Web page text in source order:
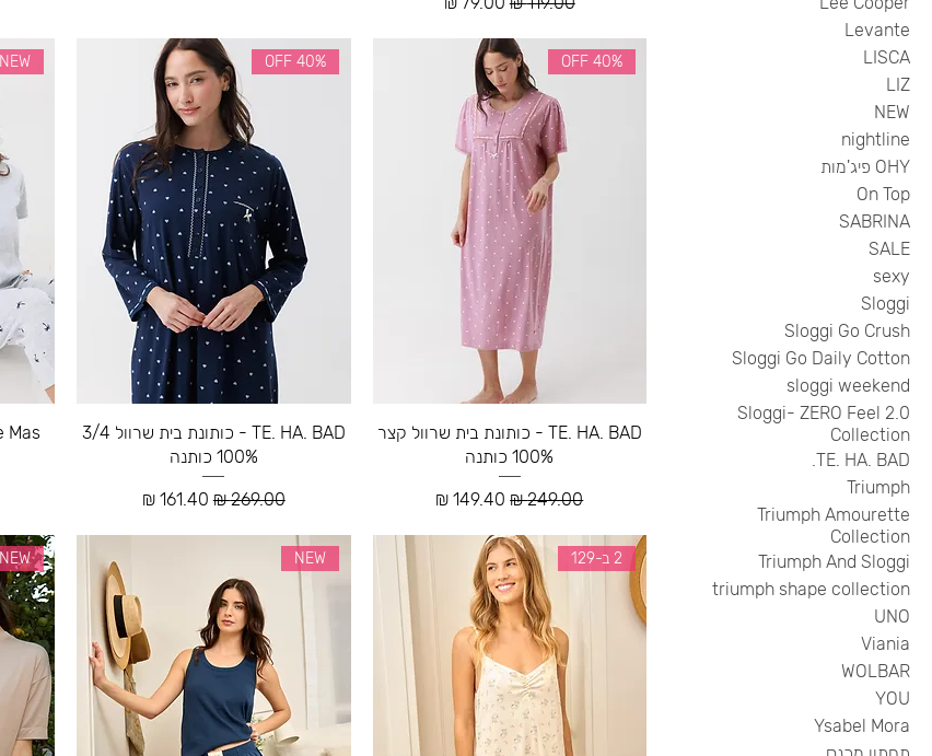
Levante
LISCA
LIZ
NEW
nightline
OHY פיג'מות
On Top
SABRINA
SALE
sexy
Sloggi
Sloggi Go Crush
Sloggi Go Daily Cotton
sloggi weekend
Sloggi- ZERO Feel 2.0
Collection
TE. HA. BAD.
Triumph
Triumph Amourette
Collection
Triumph And Sloggi
triumph shape collection
UNO
Viania
WOLBAR
YOU
Ysabel Mora
40% OFF
TE. HA. BAD - כותונת בית שרוול קצר
100% כותנה
מחיר רגיל‏249.00 ‏₪ מחיר מבצע
40% OFF
TE. HA. BAD - כותונת בית שרוול 3/4
100% כותנה
מחיר רגיל‏269.00 ‏₪ מחיר מבצע
NEW
2 ב-129 NEW
NEW